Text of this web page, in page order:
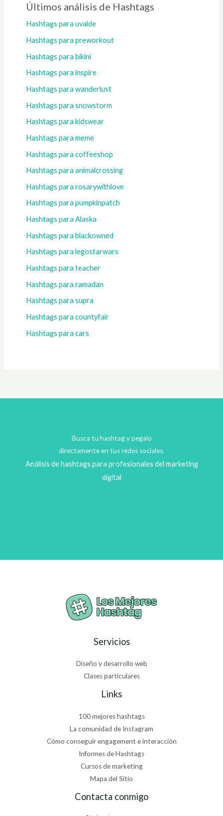
Últimos análisis de Hashtags
Hashtags para uvalde
Hashtags para preworkout
Hashtags para bikini
Hashtags para inspire
Hashtags para wanderlust
Hashtags para snowstorm
Hashtags para kidswear
Hashtags para meme
Hashtags para coffeeshop
Hashtags para animalcrossing
Hashtags para rosarywithlove
Hashtags para pumpkinpatch
Hashtags para Alaska
Hashtags para blackowned
Hashtags para legostarwars
Hashtags para teacher
Hashtags para ramadan
Hashtags para supra
Hashtags para countyfair
Hashtags para cars
Busca tu hashtag y pegalo
directamente en tus redes sociales.
Análisis de hashtags para profesionales del marketing
digital
Servicios
Diseño y desarrollo web
Clases particulares
Links
100 mejores hashtags
La comunidad de Instagram
Cómo conseguir engagement e interacción
Informes de Hashtags
Cursos de marketing
Mapa del Sitio
Contacta conmigo